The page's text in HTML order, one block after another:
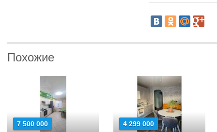
Похожие
7 500 000 4 299 000